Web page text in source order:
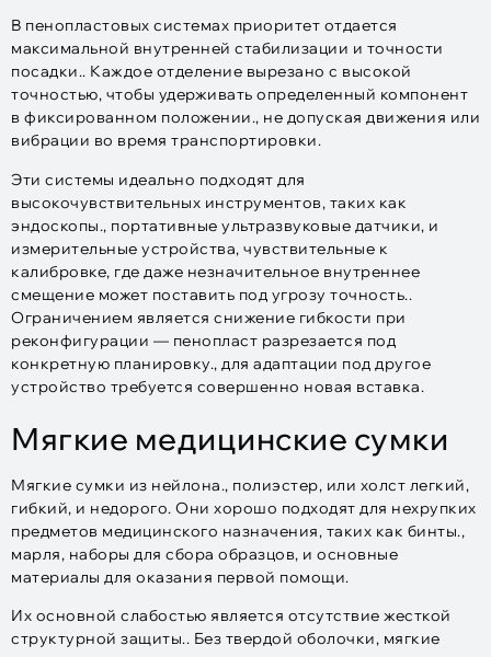
В пенопластовых системах приоритет отдается
максимальной внутренней стабилизации и точности
посадки.. Каждое отделение вырезано с высокой
точностью, чтобы удерживать определенный компонент
в фиксированном положении., не допуская движения или
вибрации во время транспортировки.
Эти системы идеально подходят для
высокочувствительных инструментов, таких как
эндоскопы., портативные ультразвуковые датчики, и
измерительные устройства, чувствительные к
калибровке, где даже незначительное внутреннее
смещение может поставить под угрозу точность..
Ограничением является снижение гибкости при
реконфигурации — пенопласт разрезается под
конкретную планировку., для адаптации под другое
устройство требуется совершенно новая вставка.
Мягкие медицинские сумки
Мягкие сумки из нейлона., полиэстер, или холст легкий,
гибкий, и недорого. Они хорошо подходят для нехрупких
предметов медицинского назначения, таких как бинты.,
марля, наборы для сбора образцов, и основные
материалы для оказания первой помощи.
Их основной слабостью является отсутствие жесткой
структурной защиты.. Без твердой оболочки, мягкие